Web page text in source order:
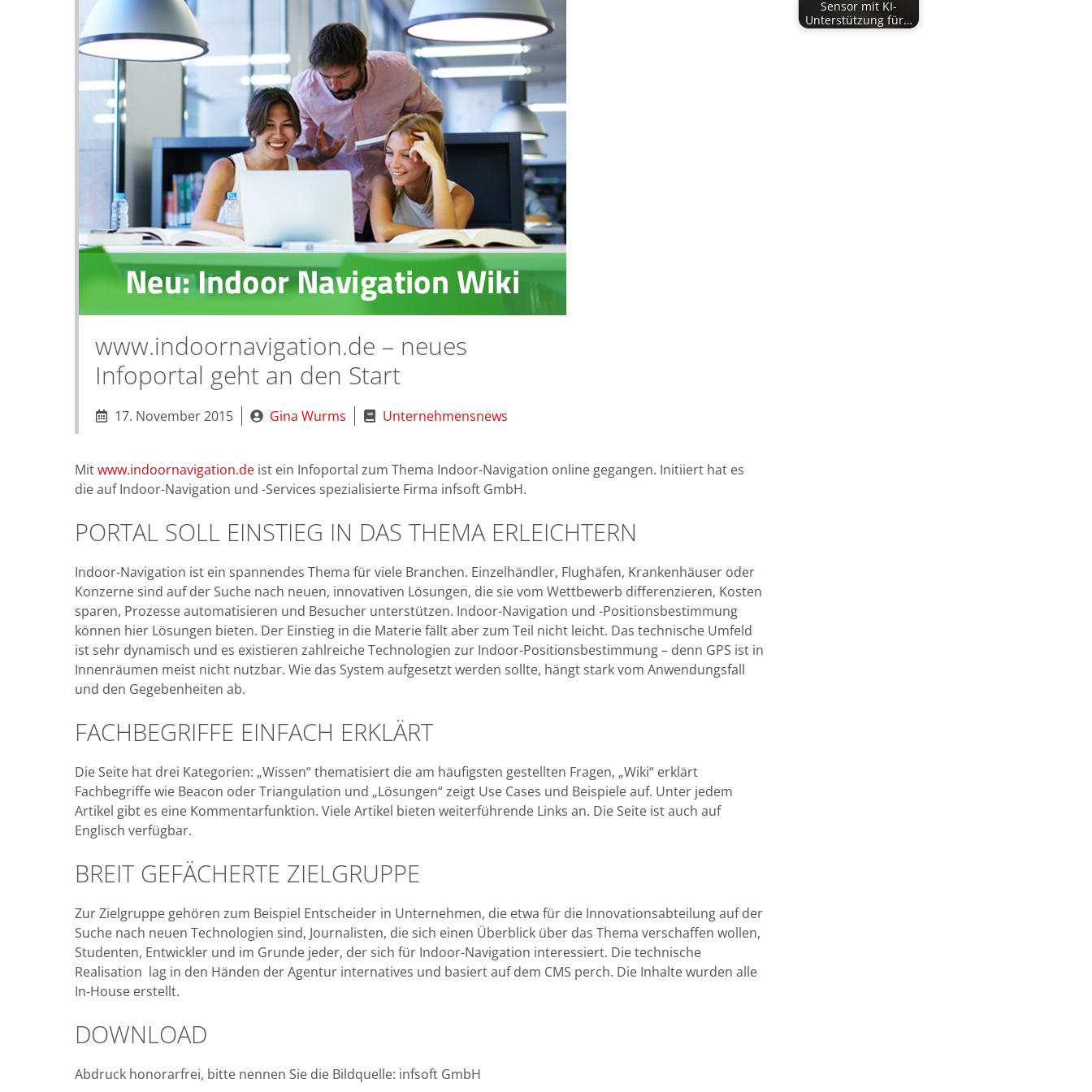
www.indoornavigation.de – neues
Infoportal geht an den Start
17. November 2015 Gina Wurms Unternehmensnews
Mitwww.indoornavigation.de ist ein Infoportal zum Thema Indoor-Navigation online gegangen. Initiiert hat es
die auf Indoor-Navigation und -Services spezialisierte Firma infsoft GmbH.
PORTAL SOLL EINSTIEG IN DAS THEMA ERLEICHTERN
Indoor-Navigation ist ein spannendes Thema für viele Branchen. Einzelhändler, Flughäfen, Krankenhäuser oder
Konzerne sind auf der Suche nach neuen, innovativen Lösungen, die sie vom Wettbewerb differenzieren, Kosten
sparen, Prozesse automatisieren und Besucher unterstützen. Indoor-Navigation und -Positionsbestimmung
können hier Lösungen bieten. Der Einstieg in die Materie fällt aber zum Teil nicht leicht. Das technische Umfeld
ist sehr dynamisch und es existieren zahlreiche Technologien zur Indoor-Positionsbestimmung – denn GPS ist in
Innenräumen meist nicht nutzbar. Wie das System aufgesetzt werden sollte, hängt stark vom Anwendungsfall
und den Gegebenheiten ab.
FACHBEGRIFFE EINFACH ERKLÄRT
Die Seite hat drei Kategorien: „Wissen“ thematisiert die am häufigsten gestellten Fragen, „Wiki“ erklärt
Fachbegriffe wie Beacon oder Triangulation und „Lösungen“ zeigt Use Cases und Beispiele auf. Unter jedem
Artikel gibt es eine Kommentarfunktion. Viele Artikel bieten weiterführende Links an. Die Seite ist auch auf
Englisch verfügbar.
BREIT GEFÄCHERTE ZIELGRUPPE
Zur Zielgruppe gehören zum Beispiel Entscheider in Unternehmen, die etwa für die Innovationsabteilung auf der
Suche nach neuen Technologien sind, Journalisten, die sich einen Überblick über das Thema verschaffen wollen,
Studenten, Entwickler und im Grunde jeder, der sich für Indoor-Navigation interessiert. Die technische
Realisation lag in den Händen der Agentur internatives und basiert auf dem CMS perch. Die Inhalte wurden alle
In-House erstellt.
DOWNLOAD
Abdruck honorarfrei, bitte nennen Sie die Bildquelle: infsoft GmbH
Sensor mit KI-
Unterstützung für…